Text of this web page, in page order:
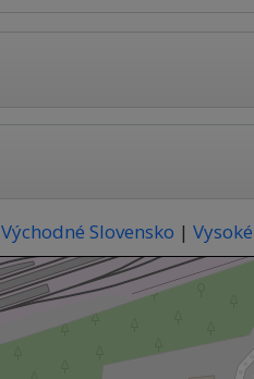
Východné Slovensko |